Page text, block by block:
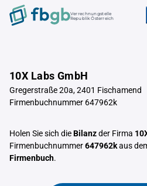
Verrechnungstelle
Republik Österreich
10X Labs GmbH
Gregerstraße 20a, 2401 Fischamend
Firmenbuchnummer 647962k
Holen Sie sich dieBilanzder Firma
Firmenbuchnummer647962kaus
Firmenbuch.